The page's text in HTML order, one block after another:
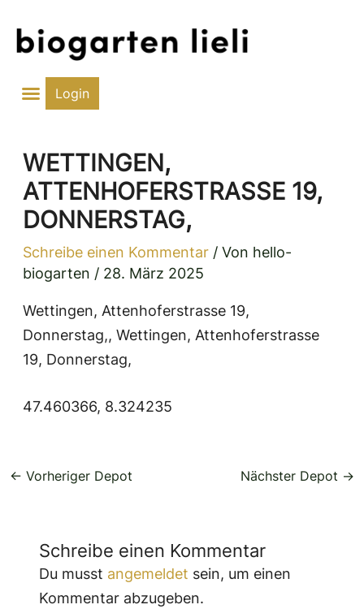
Inhalt
Login
WETTINGEN,
ATTENHOFERSTRASSE 19,
DONNERSTAG,
Schreibe einen Kommentar / Von hello-
biogarten / 28. März 2025
Wettingen, Attenhoferstrasse 19,
Donnerstag,, Wettingen, Attenhoferstrasse
19, Donnerstag,
47.460366, 8.324235
← Vorheriger Depot Nächster Depot →
Schreibe einen Kommentar
Du musst angemeldet sein, um einen
Kommentar abzugeben.